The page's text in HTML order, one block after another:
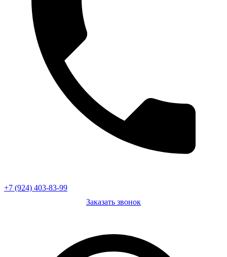
+7 (924) 403-83-99
Заказать звонок